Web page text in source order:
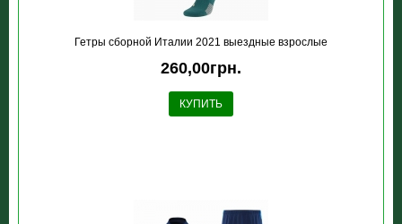
Гетры сборной Италии 2021 выездные взрослые
260,00грн.
КУПИТЬ